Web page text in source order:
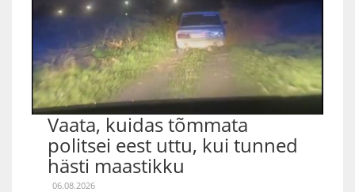
Vaata, kuidas tõmmata
politsei eest uttu, kui tunned
hästi maastikku
06.08.2026